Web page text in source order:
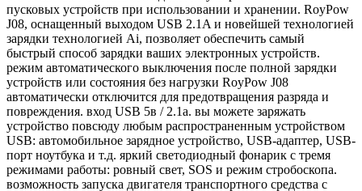
пусковых устройств при использовании и хранении. RoyPow
J08, оснащенный выходом USB 2.1A и новейшей технологией
зарядки технологией Ai, позволяет обеспечить самый
быстрый способ зарядки ваших электронных устройств.
режим автоматического выключения после полной зарядки
устройств или состояния без нагрузки RoyPow J08
автоматически отключится для предотвращения разряда и
повреждения. вход USB 5в / 2.1а. вы можете заряжать
устройство повсюду любым распространенным устройством
USB: автомобильное зарядное устройство, USB-адаптер, USB-
порт ноутбука и т.д. яркий светодиодный фонарик с тремя
режимами работы: ровный свет, SOS и режим стробоскопа.
возможность запуска двигателя транспортного средства с